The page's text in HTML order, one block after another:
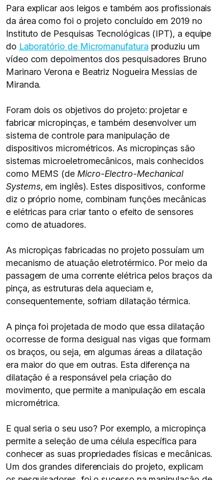
Para explicar aos leigos e também aos profissionais
da área como foi o projeto concluído em 2019 no
Instituto de Pesquisas Tecnológicas (IPT), a equipe
do Laboratório de Micromanufatura produziu um
vídeo com depoimentos dos pesquisadores Bruno
Marinaro Verona e Beatriz Nogueira Messias de
Miranda.
Foram dois os objetivos do projeto: projetar e
fabricar micropinças, e também desenvolver um
sistema de controle para manipulação de
dispositivos micrométricos. As micropinças são
sistemas microeletromecânicos, mais conhecidos
como MEMS (de Micro-Electro-Mechanical
Systems, em inglês). Estes dispositivos, conforme
diz o próprio nome, combinam funções mecânicas
e elétricas para criar tanto o efeito de sensores
como de atuadores.
As micropiças fabricadas no projeto possuíam um
mecanismo de atuação eletrotérmico. Por meio da
passagem de uma corrente elétrica pelos braços da
pinça, as estruturas dela aqueciam e,
consequentemente, sofriam dilatação térmica.
A pinça foi projetada de modo que essa dilatação
ocorresse de forma desigual nas vigas que formam
os braços, ou seja, em algumas áreas a dilatação
era maior do que em outras. Esta diferença na
dilatação é a responsável pela criação do
movimento, que permite a manipulação em escala
micrométrica.
E qual seria o seu uso? Por exemplo, a micropinça
permite a seleção de uma célula específica para
conhecer as suas propriedades físicas e mecânicas.
Um dos grandes diferenciais do projeto, explicam